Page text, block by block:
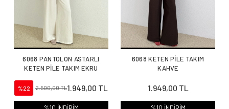
6068 PANTOLON ASTARLI
KETEN PİLE TAKIM EKRU
%22 2.500,00 TL1.949,00 TL
6068 KETEN PİLE TAKIM
KAHVE
1.949,00 TL